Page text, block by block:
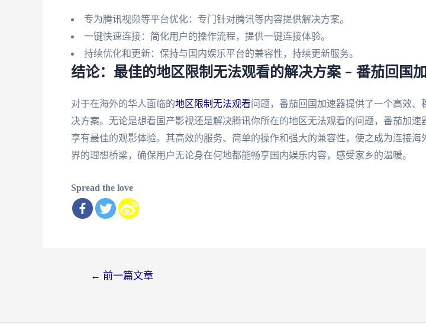
专为腾讯视频等平台优化：专门针对腾讯等内容提供解决方案。
一键快速连接：简化用户的操作流程，提供一键连接体验。
持续优化和更新：保持与国内娱乐平台的兼容性，持续更新服务。
结论：最佳的地区限制无法观看的解决方案 – 番茄回国
对于在海外的华人面临的地区限制无法观看问题，番茄回国加速器提供了一个高效、
决方案。无论是想看国产影视还是解决腾讯你所在的地区无法观看的问题，番茄加速
享有最佳的观影体验。其高效的服务、简单的操作和强大的兼容性，使之成为连接海
界的理想桥梁，确保用户无论身在何地都能畅享国内娱乐内容，感受家乡的温暖。
Spread the love
← 前一篇文章